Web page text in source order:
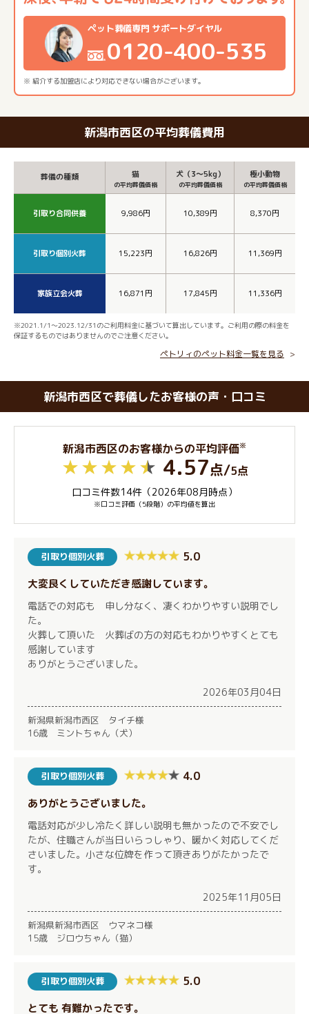
※ 紹介する加盟店により対応できない場合がございます。
ペット葬儀専門 サポートダイヤル
0120-400-535
新潟市西区の平均葬儀費用
葬儀の種類 猫
の平均葬儀価格
犬（3～5kg）
の平均葬儀価格
極小動物
の平均葬儀価格
引取り合同供養 9,986円 10,389円 8,370円
引取り個別火葬 15,223円 16,826円 11,369円
家族立会火葬 16,871円 17,845円 11,336円
※2021.1/1～2023.12/31のご利用料金に基づいて算出しています。ご利用の際の料金を
保証するものではありませんのでご注意ください。
ペトリィのペット料金一覧を見る
新潟市西区で葬儀したお客様の声・口コミ
新潟市西区のお客様からの平均評価※
4.57点/5点
口コミ件数14件（2026年08月時点）
※口コミ評価（5段階）の平均値を算出
引取り個別火葬 5.0
大変良くしていただき感謝しています。
電話での対応も 申し分なく、凄くわかりやすい説明でし
た。
火葬して頂いた 火葬ばの方の対応もわかりやすくとても
感謝しています
ありがとうございました。
2026年03月04日
新潟県新潟市西区 タイチ様
16歳 ミントちゃん（犬）
引取り個別火葬 4.0
ありがとうございました。
電話対応が少し冷たく詳しい説明も無かったので不安でし
たが、住職さんが当日いらっしゃり、暖かく対応してくだ
さいました。小さな位牌を作って頂きありがたかったで
す。
2025年11月05日
新潟県新潟市西区 ウマネコ様
15歳 ジロウちゃん（猫）
引取り個別火葬 5.0
とても 有難かったです。